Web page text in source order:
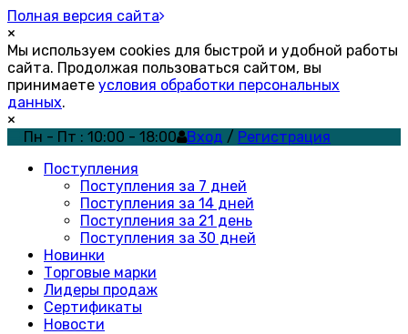
Полная версия сайта
×
Мы используем cookies для быстрой и удобной работы
сайта. Продолжая пользоваться сайтом, вы
принимаете условия обработки персональных
данных.
×
Пн - Пт : 10:00 - 18:00
Вход / Регистрация
Поступления
Поступления за 7 дней
Поступления за 14 дней
Поступления за 21 день
Поступления за 30 дней
Новинки
Торговые марки
Лидеры продаж
Сертификаты
Новости